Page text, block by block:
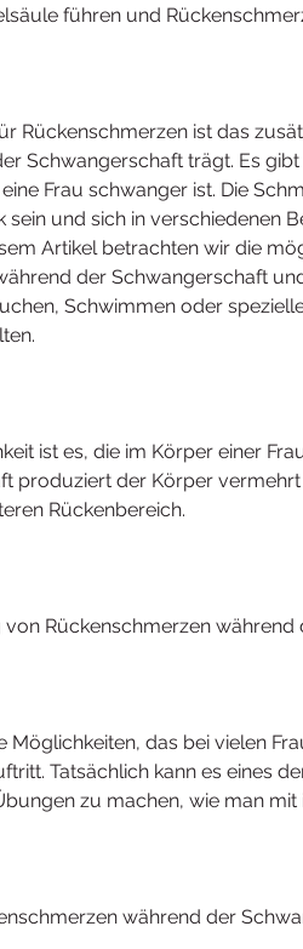
führen und
Rückenschmerzen ist das
Schwangerschaft trägt. Es
Frau schwanger ist. Die
sein und sich in verschiedenen
Artikel betrachten wir die
der Schwangerschaft
Schwimmen oder
ist es, die im Körper einer
produziert der Körper
Rückenbereich.
Rückenschmerzen
Möglichkeiten, das bei vielen
Tatsächlich kann es eines
zu machen, wie man mit
während der